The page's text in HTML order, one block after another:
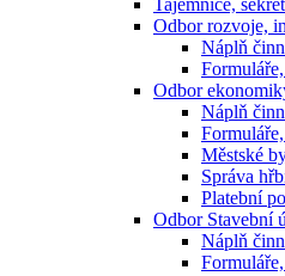
Tajemnice,
Odbor rozvoje,
Náplň
Odbor
Náplň
Městské
Správa
Platební
Odbor Stavební
Náplň